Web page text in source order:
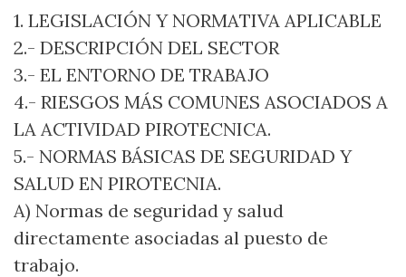
1. LEGISLACIÓN YNORMATIVA APLICABLE
2.- DESCRIPCIÓN DEL SECTOR
3.- EL ENTORNO DE TRABAJO
4.- RIESGOS MÁS COMUNES ASOCIADOS A
LA ACTIVIDAD PIROTECNICA.
5.- NORMAS BÁSICAS DE SEGURIDAD Y
SALUD EN PIROTECNIA.
A) Normas de seguridad y salud
directamente asociadas al puesto de
trabajo.